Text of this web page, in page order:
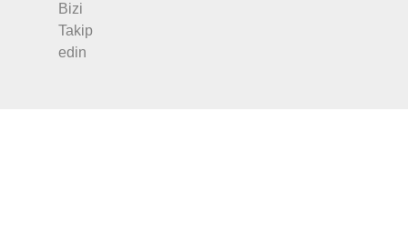
Bizi
Takip
edin